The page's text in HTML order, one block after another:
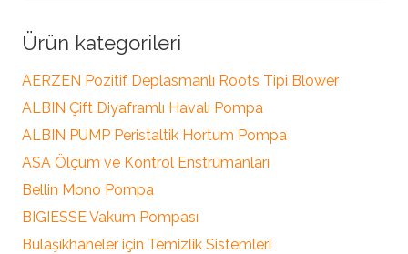
Ürün kategorileri
AERZEN Pozitif Deplasmanlı Roots Tipi Blower
ALBIN Çift Diyaframlı Havalı Pompa
ALBIN PUMP Peristaltik Hortum Pompa
ASA Ölçüm ve Kontrol Enstrümanları
Bellin Mono Pompa
BIGIESSE Vakum Pompası
Bulaşıkhaneler için Temizlik Sistemleri